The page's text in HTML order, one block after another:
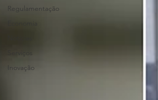
Regulamentação
Inovação